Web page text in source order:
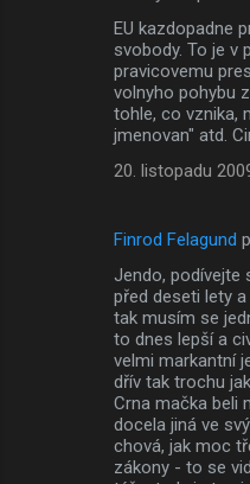
EU kazdopadne
svobody. To je v
pravicovemu
volnyho pohybu
tohle, co vznika,
jmenovan" atd.
20. listopadu
Finrod Felagund
Jendo, podívejte
před deseti lety
tak musím se
to dnes lepší a
velmi markantní
dřív tak trochu
Crna mačka beli
docela jiná ve
chová, jak moc
zákony - to se